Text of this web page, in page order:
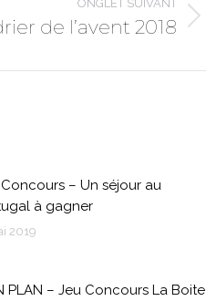
ONGLET SUIVANT
de l’avent 2018
– Un séjour au
à gagner
2019
PLAN – Jeu Concours La Boite